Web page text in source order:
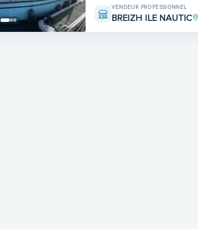
VENDEUR PROFESSIONNEL
BREIZH ILE NAUTIC